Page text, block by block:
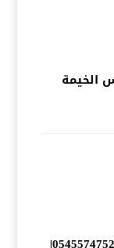
الخيمة